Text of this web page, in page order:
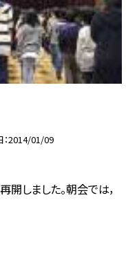
2014/01/09
開しました。朝会では，